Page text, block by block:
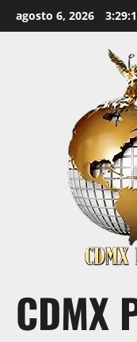
al
agosto 6, 2026
CDMX